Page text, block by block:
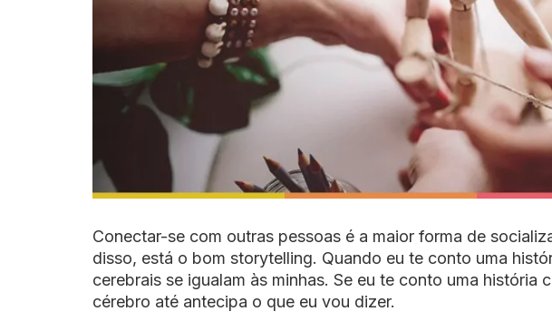
Conectar-se com outras pessoas é a maior forma de
disso, está o bom storytelling. Quando eu te conto uma
cerebrais se igualam às minhas. Se eu te conto uma história
cérebro até antecipa o que eu vou dizer.